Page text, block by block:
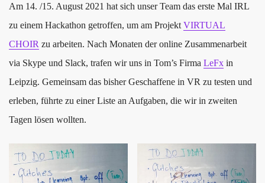
Am 14. /15. August 2021 hat sich unser Team das erste Mal IRL
zu einem Hackathon getroffen, um am Projekt VIRTUAL
CHOIR zu arbeiten. Nach Monaten der online Zusammenarbeit
via Skype und Slack, trafen wir uns in Tom’s Firma LeFx in
Leipzig. Gemeinsam das bisher Geschaffene in VR zu testen und
erleben, führte zu einer Liste an Aufgaben, die wir in zweiten
Tagen lösen wollten.